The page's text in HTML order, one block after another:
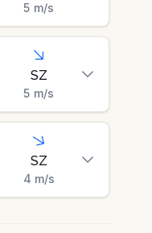
5 m/s
SZ
5 m/s
SZ
4 m/s